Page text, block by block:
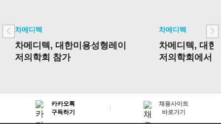
차메디텍
차메디텍, 대한미용성형레이
저의학회 참가
차메디텍
차메디텍, 대한
저의학회에서
카카오톡
구독하기
채용사이트
바로가기